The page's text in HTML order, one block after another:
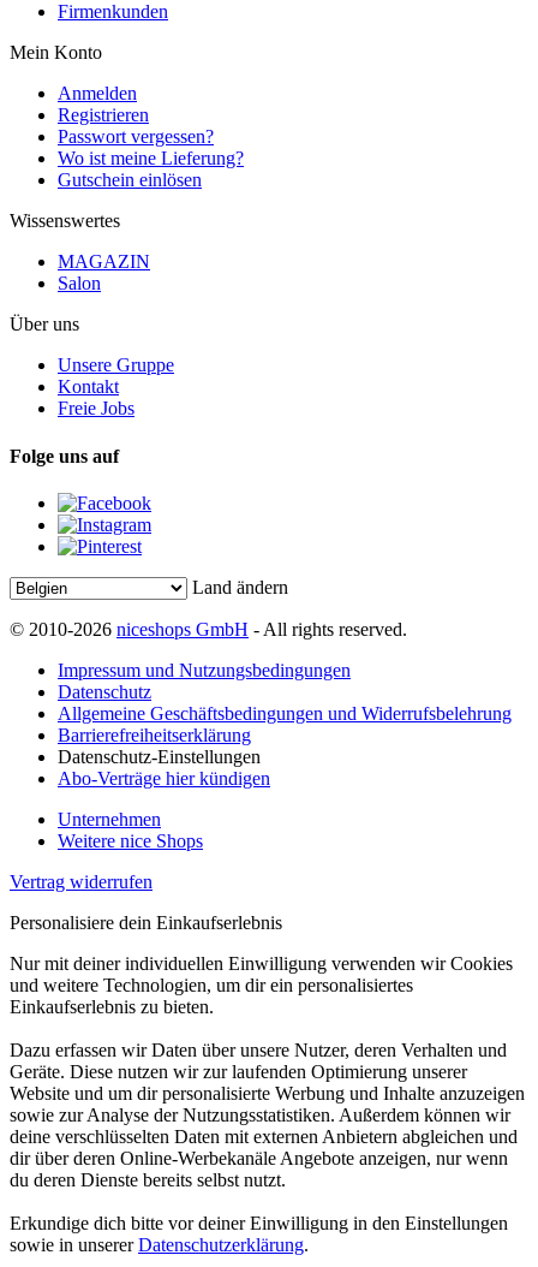
Firmenkunden
Mein Konto
Anmelden
Registrieren
Passwort vergessen?
Wo ist meine Lieferung?
Gutschein einlösen
Wissenswertes
MAGAZIN
Salon
Über uns
Unsere Gruppe
Kontakt
Freie Jobs
Folge uns auf
Land ändern
© 2010-2026 niceshops GmbH - All rights reserved.
Impressum und Nutzungsbedingungen
Datenschutz
Allgemeine Geschäftsbedingungen und Widerrufsbelehrung
Barrierefreiheitserklärung
Datenschutz-Einstellungen
Abo-Verträge hier kündigen
Unternehmen
Weitere nice Shops
Vertrag widerrufen
Personalisiere dein Einkaufserlebnis
Nur mit deiner individuellen Einwilligung verwenden wir Cookies
und weitere Technologien, um dir ein personalisiertes
Einkaufserlebnis zu bieten.
Dazu erfassen wir Daten über unsere Nutzer, deren Verhalten und
Geräte. Diese nutzen wir zur laufenden Optimierung unserer
Website und um dir personalisierte Werbung und Inhalte anzuzeigen
sowie zur Analyse der Nutzungsstatistiken. Außerdem können wir
deine verschlüsselten Daten mit externen Anbietern abgleichen und
dir über deren Online-Werbekanäle Angebote anzeigen, nur wenn
du deren Dienste bereits selbst nutzt.
Erkundige dich bitte vor deiner Einwilligung in den Einstellungen
sowie in unsererDatenschutzerklärung.